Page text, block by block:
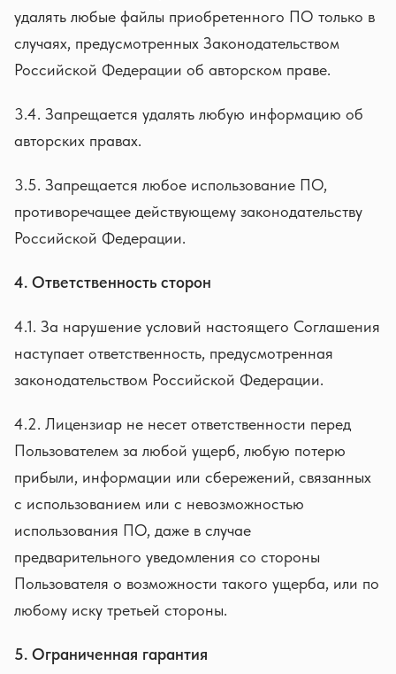
удалять любые файлы приобретенного ПО только в
случаях, предусмотренных Законодательством
Российской Федерации об авторском праве.
3.4. Запрещается удалять любую информацию об
авторских правах.
3.5. Запрещается любое использование ПО,
противоречащее действующему законодательству
Российской Федерации.
4. Ответственность сторон
4.1. За нарушение условий настоящего Соглашения
наступает ответственность, предусмотренная
законодательством Российской Федерации.
4.2. Лицензиар не несет ответственности перед
Пользователем за любой ущерб, любую потерю
прибыли, информации или сбережений, связанных
с использованием или с невозможностью
использования ПО, даже в случае
предварительного уведомления со стороны
Пользователя о возможности такого ущерба, или по
любому иску третьей стороны.
5. Ограниченная гарантия